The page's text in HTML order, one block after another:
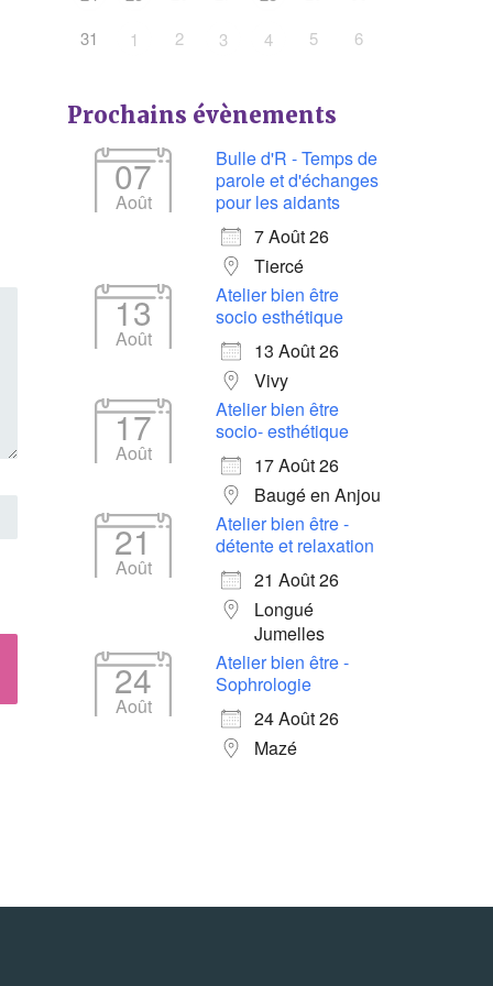
31
1 2 3 4 5 6
Prochains évènements
07
Août
Bulle d'R - Temps de
parole et d'échanges
pour les aidants
7 Août 26
Tiercé
13
Août
Atelier bien être
socio esthétique
13 Août 26
Vivy
17
Août
Atelier bien être
socio- esthétique
17 Août 26
Baugé en Anjou
21
Août
Atelier bien être -
détente et relaxation
21 Août 26
Longué
Jumelles
24
Août
Atelier bien être -
Sophrologie
24 Août 26
Mazé